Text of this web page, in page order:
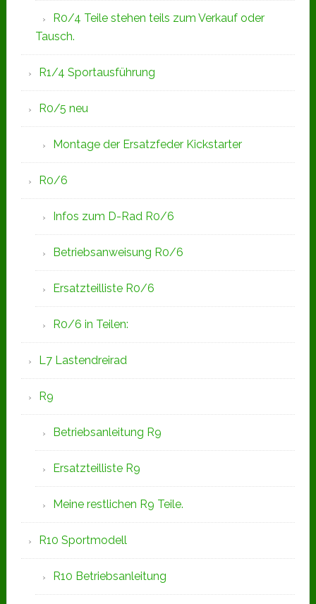
R0/4 Teile stehen teils zum Verkauf oder
Tausch.
R1/4 Sportausführung
R0/5 neu
Montage der Ersatzfeder Kickstarter
R0/6
Infos zum D-Rad R0/6
Betriebsanweisung R0/6
Ersatzteilliste R0/6
R0/6 in Teilen:
L7 Lastendreirad
R9
Betriebsanleitung R9
Ersatzteilliste R9
Meine restlichen R9 Teile.
R10 Sportmodell
R10 Betriebsanleitung